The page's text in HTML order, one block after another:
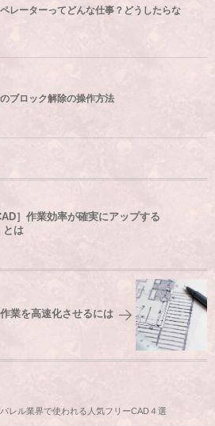
レーターってどんな仕事？どうしたらな
ブロック解除の操作方法
］作業効率が確実にアップする
とは
業を高速化させるには
レル業界で使われる人気フリーCAD４選